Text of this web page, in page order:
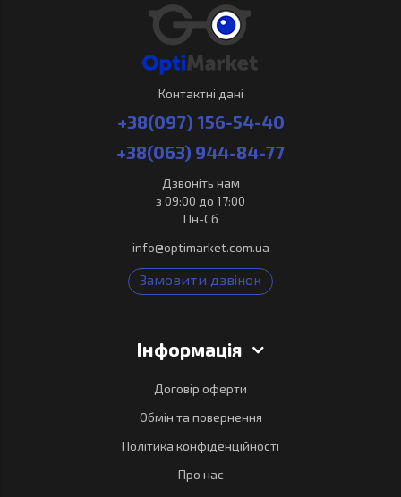
Контактні дані
+38(097) 156-54-40
+38(063) 944-84-77
Дзвоніть нам
з 09:00 до 17:00
Пн-Сб
info@optimarket.com.ua
Замовити дзвінок
Інформація
Договір оферти
Обмін та повернення
Політика конфіденційності
Про нас